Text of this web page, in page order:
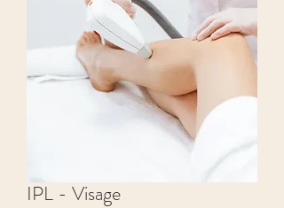
IPL - Visage